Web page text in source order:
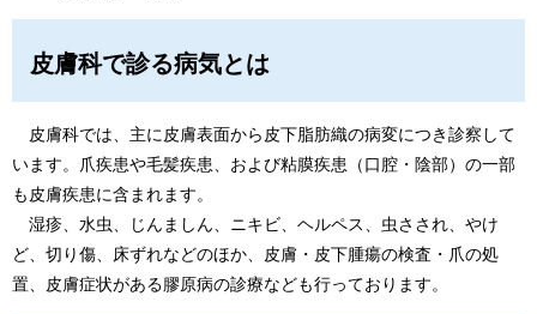
皮膚科で診る病気とは
皮膚科では、主に皮膚表面から皮下脂肪織の病変につき診察して
います。爪疾患や毛髪疾患、および粘膜疾患（口腔・陰部）の一部
も皮膚疾患に含まれます。
湿疹、水虫、じんましん、ニキビ、ヘルペス、虫さされ、やけ
ど、切り傷、床ずれなどのほか、皮膚・皮下腫瘍の検査・爪の処
置、皮膚症状がある膠原病の診療なども行っております。